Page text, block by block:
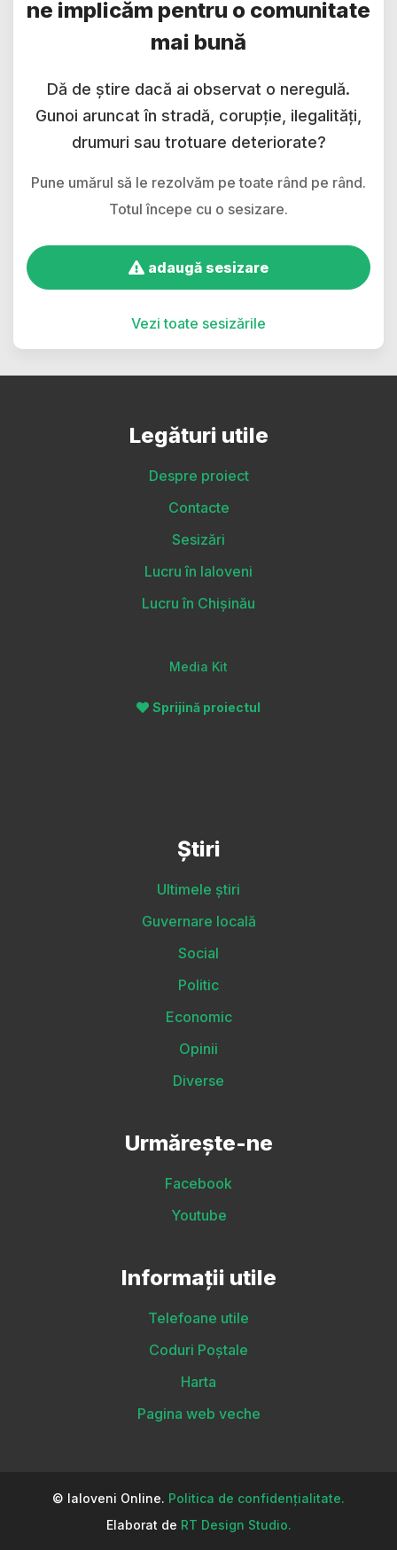
ne implicăm pentru o comunitate
mai bună
Dă de știre dacă ai observat o neregulă.
Gunoi aruncat în stradă, corupție, ilegalități,
drumuri sau trotuare deteriorate?
Pune umărul să le rezolvăm pe toate rând pe rând.
Totul începe cu o sesizare.
adaugă sesizare
Vezi toate sesizările
Legături utile
Despre proiect
Contacte
Sesizări
Lucru în Ialoveni
Lucru în Chișinău
Media Kit
Sprijină proiectul
Știri
Ultimele știri
Guvernare locală
Social
Politic
Economic
Opinii
Diverse
Urmărește-ne
Facebook
Youtube
Informații utile
Telefoane utile
Coduri Poștale
Harta
Pagina web veche
© Ialoveni Online. Politica de confidențialitate.
Elaborat de RT Design Studio.